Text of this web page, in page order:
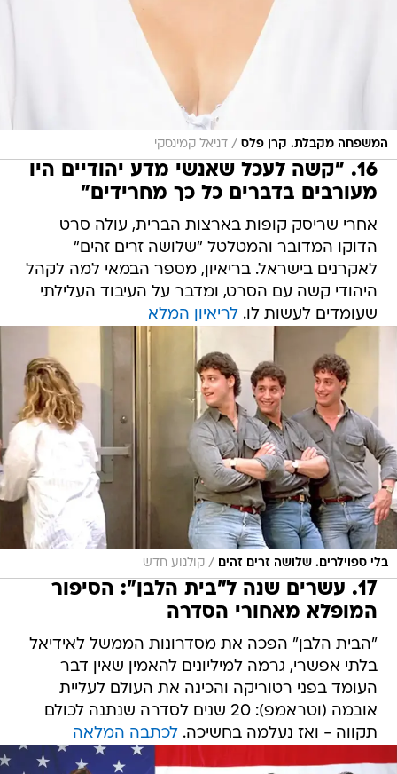
המשפחה מקבלת. קרן פלס / דניאל קמינסקי
16. "קשה לעכל שאנשי מדע יהודיים היו
מעורבים בדברים כל כך מחרידים"
אחרי שריסק קופות בארצות הברית, עולה סרט
הדוקו המדובר והמטלטל "שלושה זרים זהים"
לאקרנים בישראל. בריאיון, מספר הבמאי למה לקהל
היהודי קשה עם הסרט, ומדבר על העיבוד העלילתי
שעומדים לעשות לו.לריאיון המלא
בלי ספוילרים. שלושה זרים זהים / קולנוע חדש
17. עשרים שנה ל"בית הלבן": הסיפור
המופלא מאחורי הסדרה
"הבית הלבן" הפכה את מסדרונות הממשל לאידיאל
בלתי אפשרי, גרמה למיליונים להאמין שאין דבר
העומד בפני רטוריקה והכינה את העולם לעליית
אובמה (וטראמפ): 20 שנים לסדרה שנתנה לכולם
תקווה - ואז נעלמה בחשיכה.לכתבה המלאה